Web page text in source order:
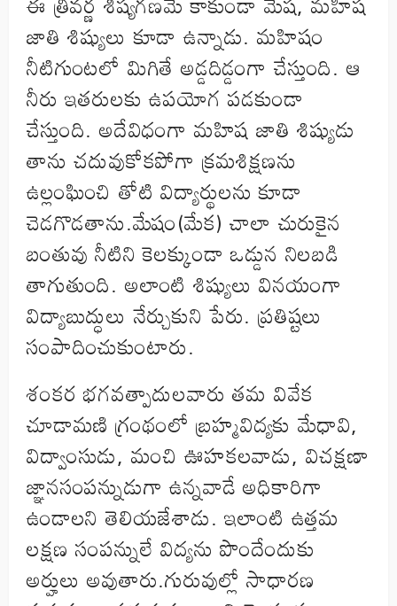
జాతి శిష్యులు కూడా ఉన్నాడు. మహిషం
నీటిగుంటలో మిగితే అడ్డదిడ్డంగా చేస్తుంది. ఆ
నీరు ఇతరులకు ఉపయోగ పడకుండా
చేస్తుంది. అదేవిధంగా మహిష జాతి శిష్యుడు
తాను చదువుకోకపోగా క్రమశిక్షణను
ఉల్లంఘించి తోటి విద్యార్థులను కూడా
చెడగొడతాను.మేషం(మేక) చాలా చురుకైన
బంతువు నీటిని కెలక్కుండా ఒడ్డున నిలబడి
తాగుతుంది. అలాంటి శిష్యులు వినయంగా
విద్యాబుద్ధులు నేర్చుకుని పేరు. ప్రతిష్టలు
సంపాదించుకుంటారు.
శంకర భగవత్పాదులవారు తమ వివేక
చూడామణి గ్రంథంలో బ్రహ్మవిద్యకు మేధావి,
విద్వాంసుడు, మంచి ఊహకలవాడు, విచక్షణా
జ్ఞానసంపన్నుడుగా ఉన్నవాడే అధికారిగా
ఉండాలని తెలియజేశాడు. ఇలాంటి ఉత్తమ
లక్షణ సంపన్నులే విద్యను పొందేందుకు
అర్హులు అవుతారు.గురువుల్లో సాధారణ